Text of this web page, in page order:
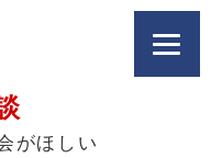
がほしい